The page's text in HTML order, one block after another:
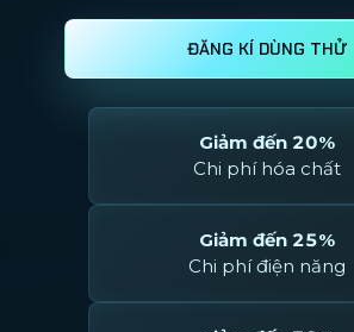
ĐĂNG KÍ DÙNG THỬ
Giảm đến 20%
Chi phí hóa chất
Giảm đến 25%
Chi phí điện năng